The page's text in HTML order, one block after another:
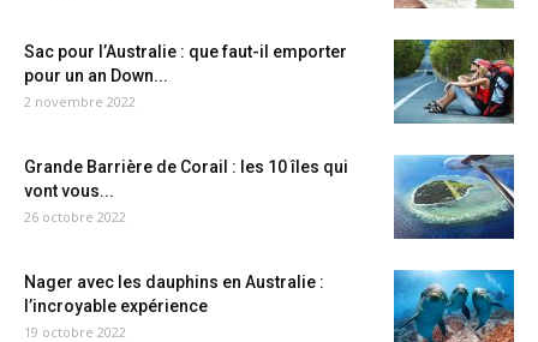
Sac pour l’Australie : que faut-il emporter
pour un an Down...
2 novembre 2022
Grande Barrière de Corail : les 10 îles qui
vont vous...
26 octobre 2022
Nager avec les dauphins en Australie :
l’incroyable expérience
19 octobre 2022